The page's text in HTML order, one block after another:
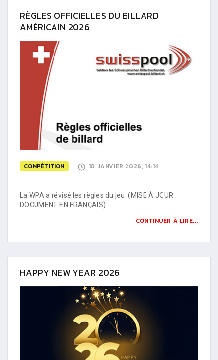
RÈGLES OFFICIELLES DU BILLARD
AMÉRICAIN 2026
COMPÉTITION 10 JANVIER 2026, 14:14
La WPA a révisé les règles du jeu. (MISE À JOUR :
DOCUMENT EN FRANÇAIS)
CONTINUER À LIRE...
HAPPY NEW YEAR 2026